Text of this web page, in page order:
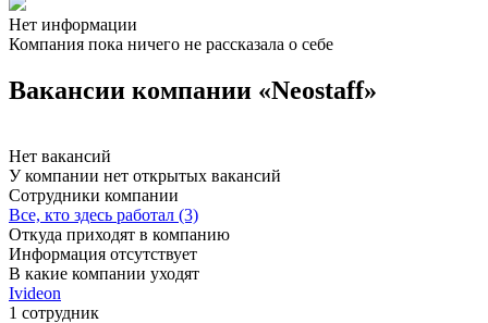
Нет информации
Компания пока ничего не рассказала о себе
Вакансии компании «Neostaff»
Нет вакансий
У компании нет открытых вакансий
Сотрудники компании
Все, кто здесь работал (3)
Откуда приходят в компанию
Информация отсутствует
В какие компании уходят
Ivideon
1 сотрудник